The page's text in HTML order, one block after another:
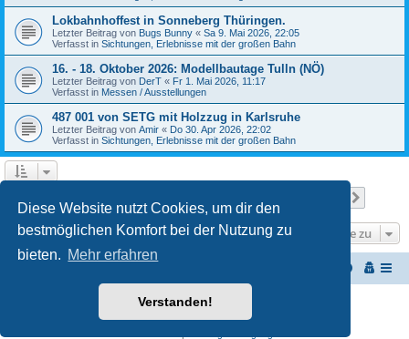
Diese Website nutzt Cookies, um dir den
bestmöglichen Komfort bei der Nutzung zu
bieten. Mehr erfahren
Verstanden!
Lokbahnhoffest in Sonneberg Thüringen.
Letzter Beitrag von Bugs Bunny « Sa 9. Mai 2026, 22:05
Verfasst in Sichtungen, Erlebnisse mit der großen Bahn
16. - 18. Oktober 2026: Modellbautage Tulln (NÖ)
Letzter Beitrag von DerT « Fr 1. Mai 2026, 11:17
Verfasst in Messen / Ausstellungen
487 001 von SETG mit Holzzug in Karlsruhe
Letzter Beitrag von Amir « Do 30. Apr 2026, 22:02
Verfasst in Sichtungen, Erlebnisse mit der großen Bahn
Gehe zu
Powered byphpBB® Forum Software © phpBB Limited
WireSys